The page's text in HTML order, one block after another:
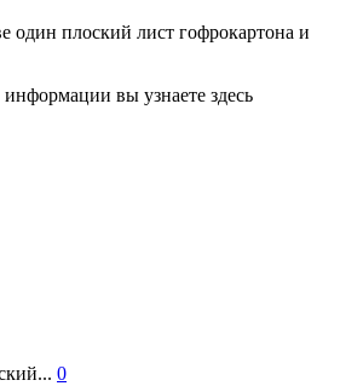
один плоский лист гофрокартона и
вы узнаете здесь
0